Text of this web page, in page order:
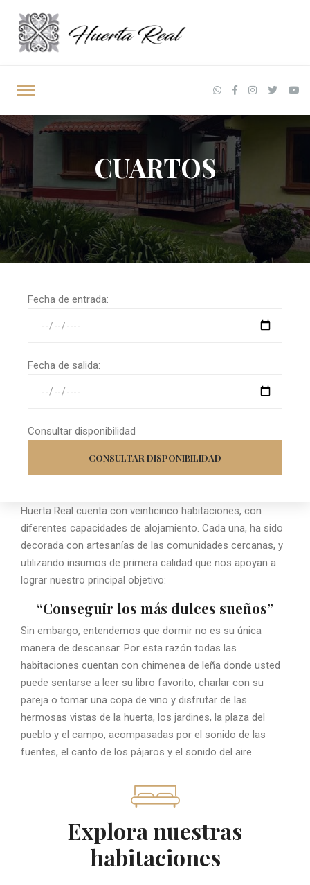
CUARTOS
Fecha de entrada:
Fecha de salida:
Consultar disponibilidad
CONSULTAR DISPONIBILIDAD
Huerta Real cuenta con veinticinco habitaciones, con
diferentes capacidades de alojamiento. Cada una, ha sido
decorada con artesanías de las comunidades cercanas, y
utilizando insumos de primera calidad que nos apoyan a
lograr nuestro principal objetivo:
“Conseguir los más dulces sueños”
Sin embargo, entendemos que dormir no es su única
manera de descansar. Por esta razón todas las
habitaciones cuentan con chimenea de leña donde usted
puede sentarse a leer su libro favorito, charlar con su
pareja o tomar una copa de vino y disfrutar de las
hermosas vistas de la huerta, los jardines, la plaza del
pueblo y el campo, acompasadas por el sonido de las
fuentes, el canto de los pájaros y el sonido del aire.
Explora nuestras
habitaciones